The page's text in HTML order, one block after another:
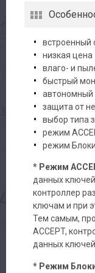
встроенный
низкая цена
влаго- и
быстрый
автономный
защита от
выбор типа
режим
режим
* Режим
данных
контроллер
ключам и при
Тем самым,
ACCEPT,
данных ключей.
* Режим